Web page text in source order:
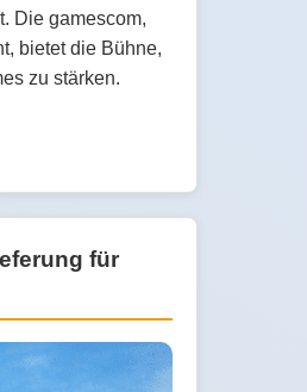
Die gamescom,
bietet die Bühne,
zu stärken.
für